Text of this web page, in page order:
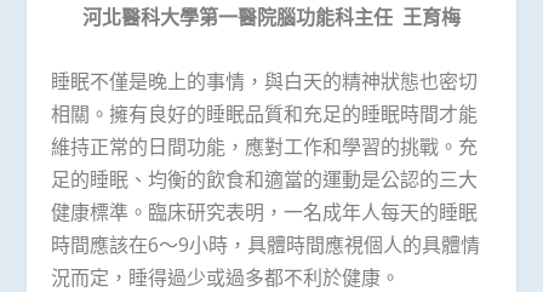
河北醫科大學第一醫院腦功能科主任 王育梅
睡眠不僅是晚上的事情，與白天的精神狀態也密切
相關。擁有良好的睡眠品質和充足的睡眠時間才能
維持正常的日間功能，應對工作和學習的挑戰。充
足的睡眠、均衡的飲食和適當的運動是公認的三大
健康標準。臨床研究表明，一名成年人每天的睡眠
時間應該在6～9小時，具體時間應視個人的具體情
況而定，睡得過少或過多都不利於健康。